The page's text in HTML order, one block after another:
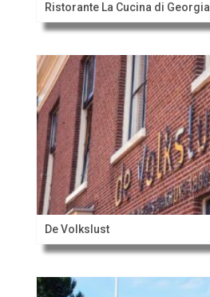
Ristorante La Cucina di Georgia
De Volkslust